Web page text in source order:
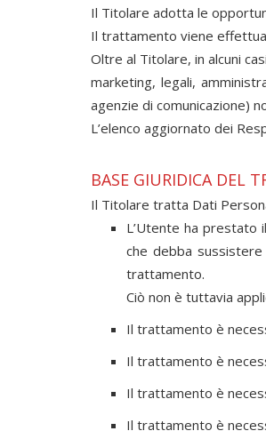
Il Titolare adotta le
Il trattamento viene
Oltre al Titolare, in alcuni
marketing, legali,
agenzie di comunicazione)
L’elenco aggiornato dei
BASE GIURIDICA DEL
Il Titolare tratta Dati
L’Utente ha prestato
che debba
trattamento.
Ciò non è tuttavia
Il trattamento è
Il trattamento è
Il trattamento è
Il trattamento è